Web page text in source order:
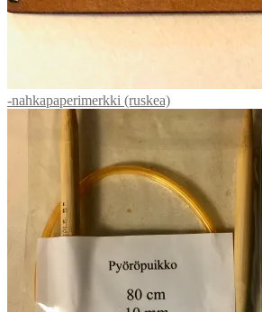
-nahkapaperimerkki (ruskea)